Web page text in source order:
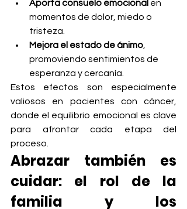
Aporta consuelo emocional en
momentos de dolor, miedo o
tristeza.
Mejora el estado de ánimo,
promoviendo sentimientos de
esperanza y cercanía.
Estos efectos son especialmente
valiosos en pacientes con cáncer,
donde el equilibrio emocional es clave
para afrontar cada etapa del
proceso.
Abrazar también es
cuidar: el rol de la
familia y los